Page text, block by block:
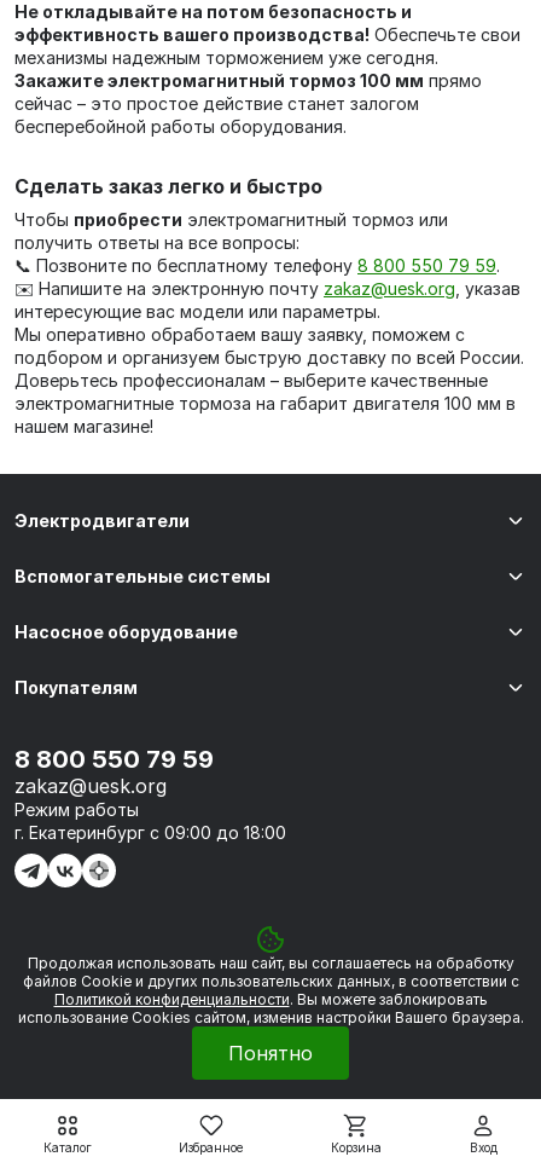
Каталог Избранное Корзина Вход
Не откладывайте на потом безопасность и
эффективность вашего производства! Обеспечьте свои
механизмы надежным торможением уже сегодня.
Закажите электромагнитный тормоз 100 мм прямо
сейчас – это простое действие станет залогом
бесперебойной работы оборудования.
Сделать заказ легко и быстро
Чтобы приобрести электромагнитный тормоз или
получить ответы на все вопросы:
📞 Позвоните по бесплатному телефону 8 800 550 79 59.
✉️ Напишите на электронную почту zakaz@uesk.org , указав
интересующие вас модели или параметры.
Мы оперативно обработаем вашу заявку, поможем с
подбором и организуем быструю доставку по всей России.
Доверьтесь профессионалам – выберите качественные
электромагнитные тормоза на габарит двигателя 100 мм в
нашем магазине!
© 2026 «УЭСК-ТЕХНОЛОГИИ»
Электродвигатели
Вспомогательные системы
Насосное оборудование
Покупателям
8 800 550 79 59
zakaz@uesk.org
Режим работы
г. Екатеринбург с 09:00 до 18:00
Политика обработки персональных данных
Сделано вFramelink
Продолжая использовать наш сайт, вы соглашаетесь на обработку
файлов Сookie и других пользовательских данных, в соответствии с
Политикой конфиденциальности. Вы можете заблокировать
использование Cookies сайтом, изменив настройки Вашего браузера.
Понятно